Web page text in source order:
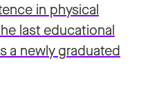
in physical
last educational
a newly graduated